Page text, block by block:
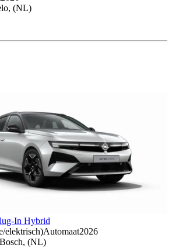
(NL)
In Hybrid
elektrisch)Automaat2026
(NL)